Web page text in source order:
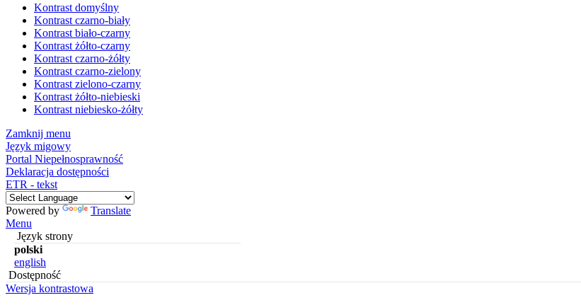
Kontrast domyślny
Kontrast czarno-biały
Kontrast biało-czarny
Kontrast żółto-czarny
Kontrast czarno-żółty
Kontrast czarno-zielony
Kontrast zielono-czarny
Kontrast żółto-niebieski
Kontrast niebiesko-żółty
Zamknij menu
Język migowy
Portal Niepełnosprawność
Deklaracja dostępności
ETR - tekst
Powered by
Translate
Menu
Język strony
polski
english
Dostępność
Wersja kontrastowa